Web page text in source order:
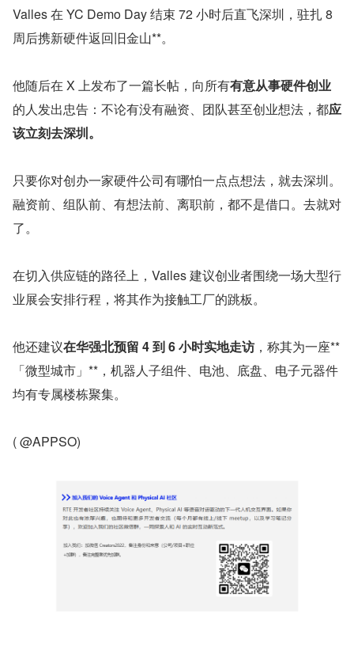
Valles 在 YC Demo Day 结束 72 小时后直飞深圳，驻扎 8
周后携新硬件返回旧金山**。
他随后在 X 上发布了一篇长帖，向所有有意从事硬件创业
的人发出忠告：不论有没有融资、团队甚至创业想法，都应
该立刻去深圳。
只要你对创办一家硬件公司有哪怕一点点想法，就去深圳。
融资前、组队前、有想法前、离职前，都不是借口。去就对
了。
在切入供应链的路径上，Valles 建议创业者围绕一场大型行
业展会安排行程，将其作为接触工厂的跳板。
他还建议在华强北预留 4 到 6 小时实地走访 ，称其为一座**
「微型城市」**，机器人子组件、电池、底盘、电子元器件
均有专属楼栋聚集。
( @APPSO)